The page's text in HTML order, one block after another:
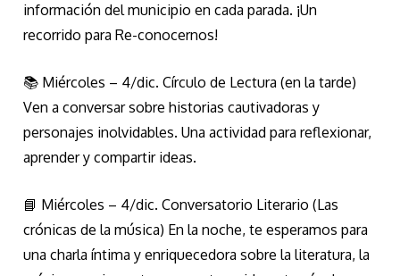
información del municipio en cada parada. ¡Un
recorrido para Re-conocernos!
📚 Miércoles – 4/dic. Círculo de Lectura (en la tarde)
Ven a conversar sobre historias cautivadoras y
personajes inolvidables. Una actividad para reflexionar,
aprender y compartir ideas.
📘 Miércoles – 4/dic. Conversatorio Literario (Las
crónicas de la música) En la noche, te esperamos para
una charla íntima y enriquecedora sobre la literatura, la